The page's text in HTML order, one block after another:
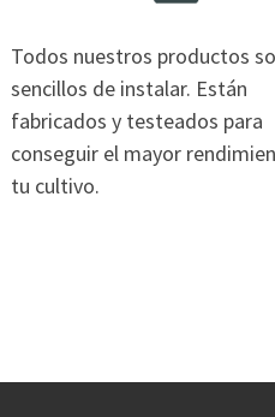
Todos nuestros productos
sencillos de instalar. Están
fabricados y testeados para
conseguir el mayor
tu cultivo.